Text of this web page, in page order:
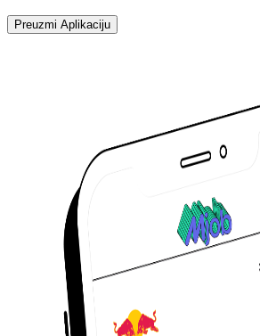
Preuzmi Aplikaciju